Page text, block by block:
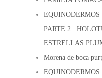
PARTE 2:
ESTRELLAS
Morena de boca